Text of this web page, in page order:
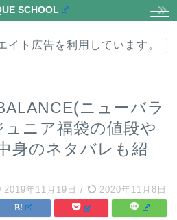
SCHOOL
ト広告を利用しています。
ニューバラ
ニア福袋の値段や
身のネタバレも紹
2019年11月19日 / 2020年11月8日